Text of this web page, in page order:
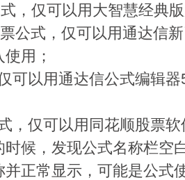
，仅可以用大智慧经典
公式，仅可以用通达信
用；
可以用通达信公式编辑
，仅可以用同花顺股票
候，发现公式名称栏空
并正常显示，可能是公式